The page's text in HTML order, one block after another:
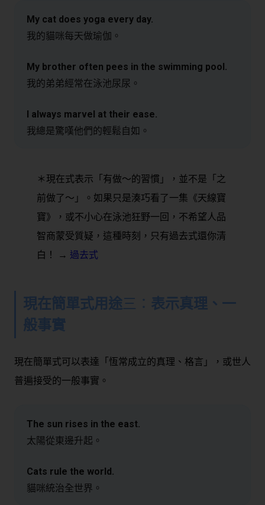
My cat does yoga every day.
我的貓咪每天做瑜伽。
My brother often pees in the swimming pool.
我的弟弟經常在泳池尿尿。
I always marvel at their ease.
我總是驚嘆他們的輕鬆自如。
＊現在式表示「有做～的習慣」，並不是「之
前做了～」。如果只是湊巧看了一集《天線寶
寶》，或不小心在泳池狂野一回，不希望人品
智商蒙受質疑，這種時刻，只有過去式還你清
白！ → 過去式
現在簡單式用途三： 表示真理、一
般事實
現在簡單式可以表達「恆常成立的真理、格言」，或世人
普遍接受的一般事實。
The sun rises in the east.
太陽從東邊升起。
Cats rule the world.
貓咪統治全世界。